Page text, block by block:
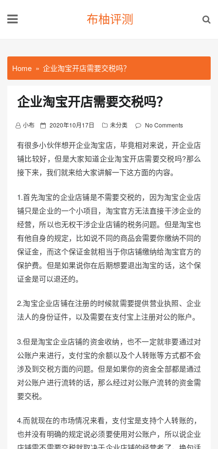
布柚评测
Home 企业淘宝开店需要交税吗？
企业淘宝开店需要交税吗？
小布
P
s
t
e
o
2020年10月17日 未分类 No Comments
有很多小伙伴想开企业淘宝店，毕竟相对来说，开企业店
铺比较好，但是大家知道企业淘宝开店需要交税吗?那么
接下来，我们就来给大家讲解一下这方面的内容。
1.首先淘宝的企业店铺是不需要交税的，因为淘宝企业店
铺只是企业的一个小项目，淘宝官方无法直接干涉企业的
经营，所以也无权干涉企业店铺的税务问题。但是淘宝也
有他自身的规定，比如说不同的商品会需要你缴纳不同的
保证金，而这个保证金就相当于你店铺缴纳给淘宝官方的
保护费。但是如果说你在后期想要退出淘宝的话，这个保
证金是可以退还的。
2.淘宝企业店铺在注册的时候就需要提供营业执照、企业
法人的身份证件，以及需要在支付宝上注册对公的账户。
3.但是淘宝企业店铺的资金收纳，也不一定就非要通过对
公账户来进行，支付宝的余额以及个人转账等方式都不会
涉及到交税方面的问题。但是如果你的资金全部都是通过
对公账户进行流转的话，那么经过对公账户流转的资金需
要交税。
4.而就现在的市场情况来看，支付宝是支持个人转账的，
也并没有明确的规定说必须要使用对公账户，所以说企业